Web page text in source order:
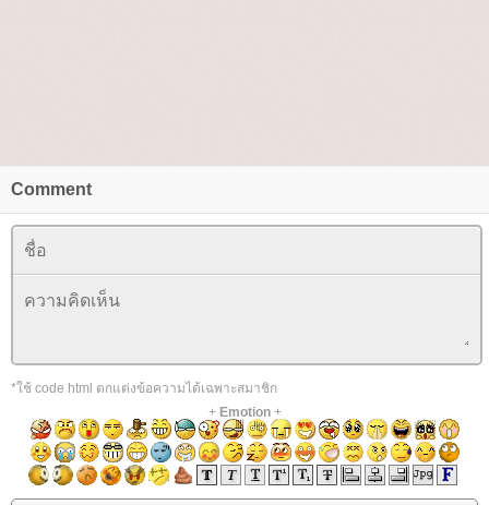
Comment
*ใช้ code html ตกแต่งข้อความได้เฉพาะสมาชิก
+ Emotion+